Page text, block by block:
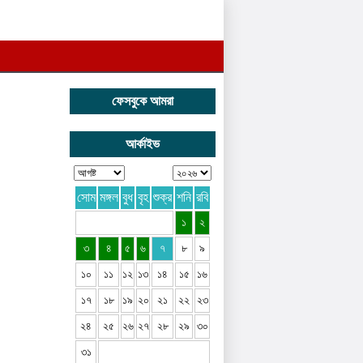
ফেসবুকে আমরা
আর্কাইভ
সোম মঙ্গল বুধ বৃহ শুক্র শনি রবি
১ ২
৩ ৪ ৫ ৬ ৭ ৮ ৯
১০ ১১ ১২ ১৩ ১৪ ১৫ ১৬
১৭ ১৮ ১৯ ২০ ২১ ২২ ২৩
২৪ ২৫ ২৬ ২৭ ২৮ ২৯ ৩০
৩১